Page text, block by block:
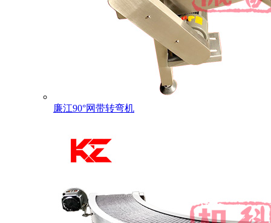
廉江90°网带转弯机